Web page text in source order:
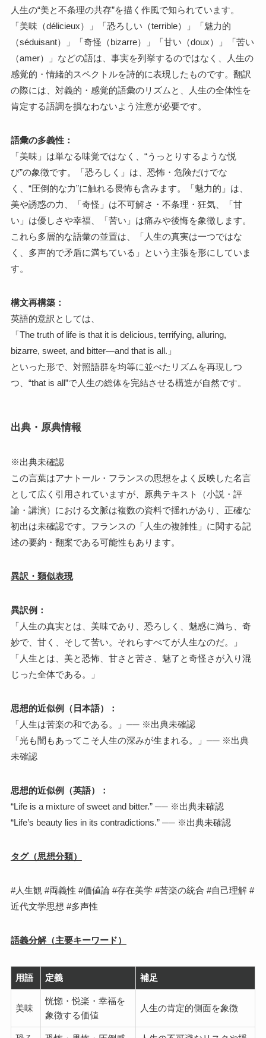
人生の“美と不条理の共存”を描く作風で知られています。
「美味（délicieux）」「恐ろしい（terrible）」「魅力的
（séduisant）」「奇怪（bizarre）」「甘い（doux）」「苦い
（amer）」などの語は、事実を列挙するのではなく、人生の
感覚的・情緒的スペクトルを詩的に表現したものです。翻訳
の際には、対義的・感覚的語彙のリズムと、人生の全体性を
肯定する語調を損なわないよう注意が必要です。
語彙の多義性：
「美味」は単なる味覚ではなく、“うっとりするような悦
び”の象徴です。「恐ろしく」は、恐怖・危険だけでな
く、“圧倒的な力”に触れる畏怖も含みます。「魅力的」は、
美や誘惑の力、「奇怪」は不可解さ・不条理・狂気、「甘
い」は優しさや幸福、「苦い」は痛みや後悔を象徴します。
これら多層的な語彙の並置は、「人生の真実は一つではな
く、多声的で矛盾に満ちている」という主張を形にしていま
す。
構文再構築：
英語的意訳としては、
「The truth of life is that it is delicious, terrifying, alluring,
bizarre, sweet, and bitter—and that is all.」
といった形で、対照語群を均等に並べたリズムを再現しつ
つ、“that is all”で人生の総体を完結させる構造が自然です。
出典・原典情報
※出典未確認
この言葉はアナトール・フランスの思想をよく反映した名言
として広く引用されていますが、原典テキスト（小説・評
論・講演）における文脈は複数の資料で揺れがあり、正確な
初出は未確認です。フランスの「人生の複雑性」に関する記
述の要約・翻案である可能性もあります。
異訳・類似表現
異訳例：
「人生の真実とは、美味であり、恐ろしく、魅惑に満ち、奇
妙で、甘く、そして苦い。それらすべてが人生なのだ。」
「人生とは、美と恐怖、甘さと苦さ、魅了と奇怪さが入り混
じった全体である。」
思想的近似例（日本語）：
「人生は苦楽の和である。」── ※出典未確認
「光も闇もあってこそ人生の深みが生まれる。」── ※出典
未確認
思想的近似例（英語）：
“Life is a mixture of sweet and bitter.” ── ※出典未確認
“Life’s beauty lies in its contradictions.” ── ※出典未確認
タグ（思想分類）
#人生観 #両義性 #価値論 #存在美学 #苦楽の統合 #自己理解 #
近代文学思想 #多声性
語義分解（主要キーワード）
用語 定義 補足
美味
恍惚・悦楽・幸福を
象徴する価値
人生の肯定的側面を象徴